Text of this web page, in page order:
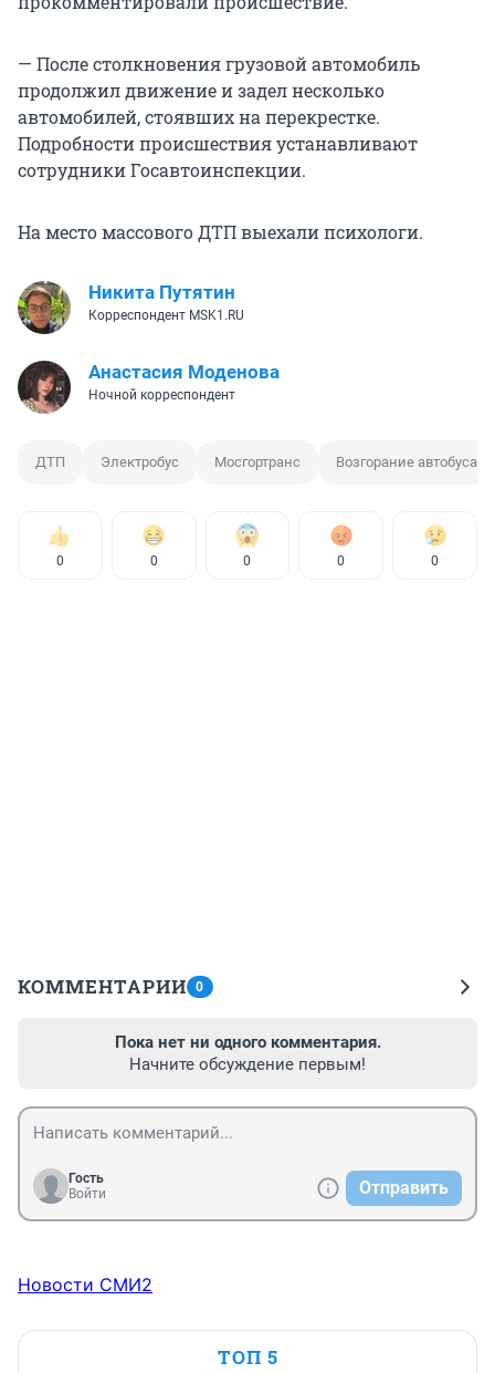
— После столкновения грузовой автомобиль
продолжил движение и задел несколько
автомобилей, стоявших на перекрестке.
Подробности происшествия устанавливают
сотрудники Госавтоинспекции.
На место массового ДТП выехали психологи.
Никита Путятин
Корреспондент MSK1.RU
Анастасия Моденова
Ночной корреспондент
ДТП Электробус Мосгортранс Возгорание автобуса
0 0 0 0 0
КОММЕНТАРИИ 0
Пока нет ни одного комментария.
Начните обсуждение первым!
Гость
Войти
Отправить
Новости СМИ2
ТОП 5